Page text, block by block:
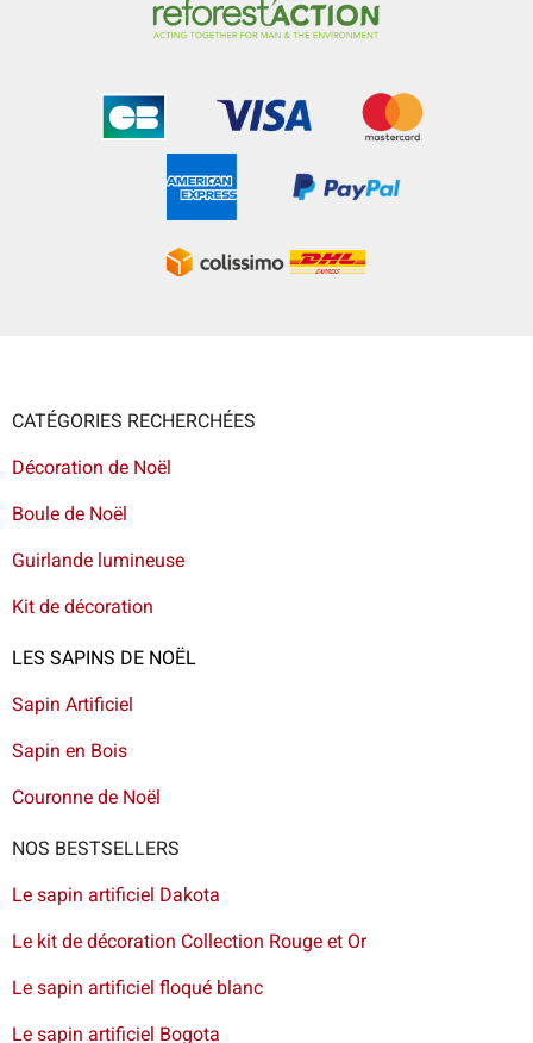
CATÉGORIES RECHERCHÉES
Décoration de Noël
Boule de Noël
Guirlande lumineuse
Kit de décoration
LES SAPINS DE NOËL
Sapin Artificiel
Sapin en Bois
Couronne de Noël
NOS BESTSELLERS
Le sapin artificiel Dakota
Le kit de décoration Collection Rouge et Or
Le sapin artificiel floqué blanc
Le sapin artificiel Bogota